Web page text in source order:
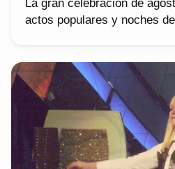
La gran celebración de
actos populares y noches